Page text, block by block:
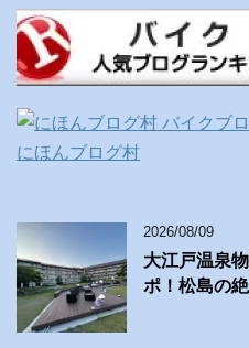
にほんブログ村
2026/08/09
大江戸温泉
ポ！松島の